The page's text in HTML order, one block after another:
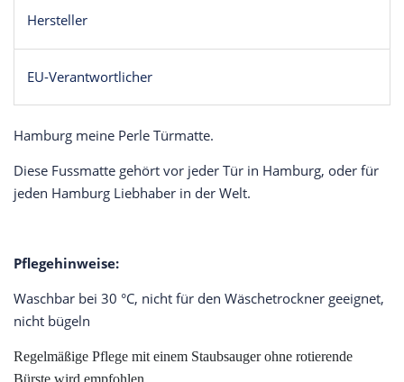
Hersteller
EU-Verantwortlicher
Hamburg meine Perle Türmatte.
Diese Fussmatte gehört vor jeder Tür in Hamburg, oder für
jeden Hamburg Liebhaber in der Welt.
Pflegehinweise:
Waschbar bei 30 °C, nicht für den Wäschetrockner geeignet,
nicht bügeln
Regelmäßige Pflege mit einem Staubsauger ohne rotierende
Bürste wird empfohlen.